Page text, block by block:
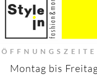
Montag bis